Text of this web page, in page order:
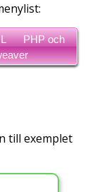
PHP och
till exemplet